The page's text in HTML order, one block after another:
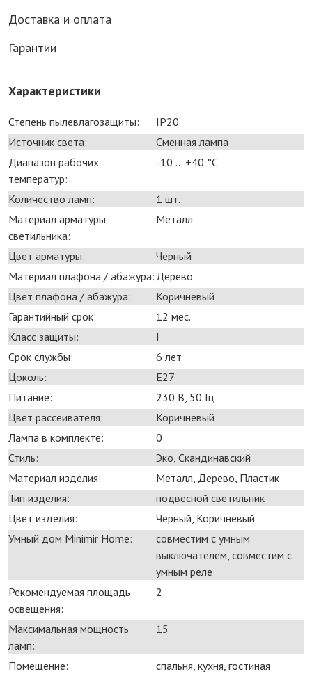
Доставка и оплата
Гарантии
Характеристики
Степень пылевлагозащиты:
IP20
Источник света:
Сменная лампа
Диапазон рабочих
температур:
-10 ... +40 °С
Количество ламп:
1 шт.
Материал арматуры
светильника:
Металл
Цвет арматуры:
Черный
Материал плафона / абажура: Дерево
Цвет плафона / абажура:
Коричневый
Гарантийный срок:
12 мес.
Класс защиты:
I
Срок службы:
6 лет
Цоколь:
E27
Питание:
230 В, 50 Гц
Цвет рассеивателя:
Коричневый
Лампа в комплекте:
0
Стиль:
Эко, Скандинавский
Материал изделия:
Металл, Дерево, Пластик
Тип изделия:
подвесной светильник
Цвет изделия:
Черный, Коричневый
Умный дом Minimir Home:
совместим с умным
выключателем, совместим с
умным реле
Рекомендуемая площадь
освещения:
2
Максимальная мощность
ламп:
15
Помещение: спальня, кухня, гостиная